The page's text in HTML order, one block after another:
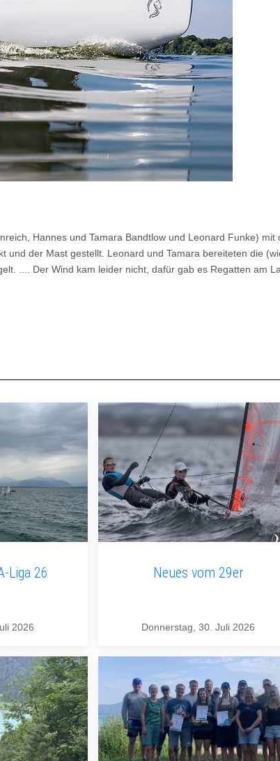
Hannes und Tamara Bandtlow und Leonard Funke) mit
der Mast gestellt. Leonard und Tamara bereiteten die
.... Der Wind kam leider nicht, dafür gab es Regatten am
Liga 26
2026
Neues vom 29er
Donnerstag, 30. Juli 2026